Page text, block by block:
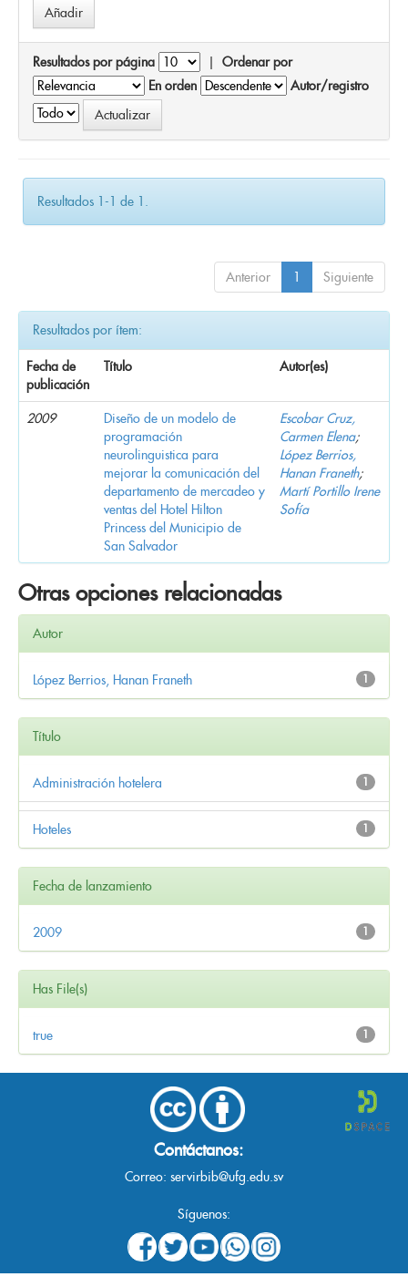
Resultados por página | Ordenar por
En orden
Autor/registro
Resultados 1-1 de 1.
Anterior 1 Siguiente
Resultados por ítem:
Fecha de
publicación
Título Autor(es)
2009
Diseño de un modelo de
programación
neurolinguistica para
mejorar la comunicación del
departamento de mercadeo y
ventas del Hotel Hilton
Princess del Municipio de
San Salvador
Escobar Cruz,
Carmen Elena;
López Berrios,
Hanan Franeth;
Martí Portillo Irene
Sofía
Otras opciones relacionadas
Autor
1
López Berrios, Hanan Franeth
Título
1
Administración hotelera
1
Hoteles
Fecha de lanzamiento
1
2009
Has File(s)
1
true
Contáctanos:
Correo: servirbib@ufg.edu.sv
Síguenos: